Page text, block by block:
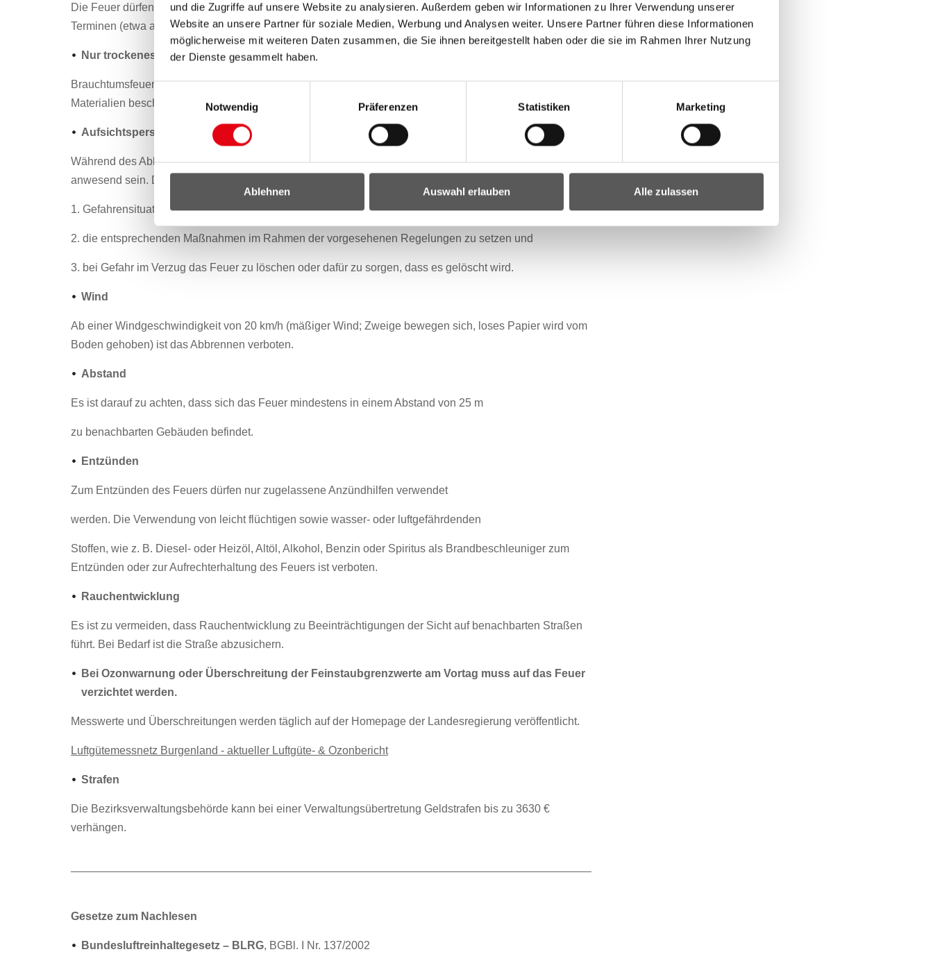
und die Zugriffe auf unsere Website zu analysieren. Außerdem geben wir Informationen zu Ihrer Verwendung unserer
Website an unsere Partner für soziale Medien, Werbung und Analysen weiter. Unsere Partner führen diese Informationen
möglicherweise mit weiteren Daten zusammen, die Sie ihnen bereitgestellt haben oder die sie im Rahmen Ihrer Nutzung
der Dienste gesammelt haben.
Notwendig
Präferenzen Statistiken Marketing
Ablehnen Auswahl erlauben Alle zulassen
Die Feuer dürfen auch jeweils am Wochenende vor und am Wochenende nach den oben angeführten
Terminen (etwa aufgrund schlechtwetterbedingter Verschiebung) abgebrannt werden.
Nur trockenes Naturholz
Brauchtumsfeuer dürfen ausschließlich mit trockenen, biogenen, nicht beschichteten und nicht lackierten
Materialien beschickt werden.
Aufsichtsperson / Brandwache
Während des Abbrennens muss eine geeignete, zumindest volljährige Aufsichtsperson dauernd
anwesend sein. Die Aufsichtsperson ist dann geeignet, wenn sie eigenberechtigt ist und in der Lage ist,
1. Gefahrensituationen im Zusammenhang mit dem Verbrennungsvorgang zu erkennen,
2. die entsprechenden Maßnahmen im Rahmen der vorgesehenen Regelungen zu setzen und
3. bei Gefahr im Verzug das Feuer zu löschen oder dafür zu sorgen, dass es gelöscht wird.
Wind
Ab einer Windgeschwindigkeit von 20 km/h (mäßiger Wind; Zweige bewegen sich, loses Papier wird vom
Boden gehoben) ist das Abbrennen verboten.
Abstand
Es ist darauf zu achten, dass sich das Feuer mindestens in einem Abstand von 25 m
zu benachbarten Gebäuden befindet.
Entzünden
Zum Entzünden des Feuers dürfen nur zugelassene Anzündhilfen verwendet
werden. Die Verwendung von leicht flüchtigen sowie wasser- oder luftgefährdenden
Stoffen, wie z. B. Diesel- oder Heizöl, Altöl, Alkohol, Benzin oder Spiritus als Brandbeschleuniger zum
Entzünden oder zur Aufrechterhaltung des Feuers ist verboten.
Rauchentwicklung
Es ist zu vermeiden, dass Rauchentwicklung zu Beeinträchtigungen der Sicht auf benachbarten Straßen
führt. Bei Bedarf ist die Straße abzusichern.
Bei Ozonwarnung oder Überschreitung der Feinstaubgrenzwerte am Vortag muss auf das Feuer
verzichtet werden.
Messwerte und Überschreitungen werden täglich auf der Homepage der Landesregierung veröffentlicht.
Luftgütemessnetz Burgenland - aktueller Luftgüte- & Ozonbericht
Strafen
Die Bezirksverwaltungsbehörde kann bei einer Verwaltungsübertretung Geldstrafen bis zu 3630 €
verhängen.
Gesetze zum Nachlesen
Bundesluftreinhaltegesetz – BLRG, BGBl. I Nr. 137/2002